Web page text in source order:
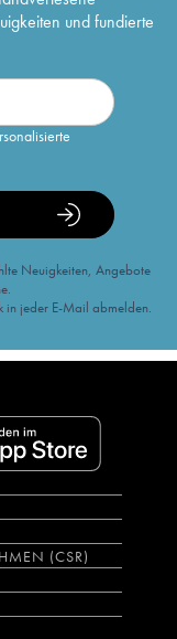
und fundierte
Neuigkeiten, Angebote
in jeder E-Mail abmelden.
(CSR)